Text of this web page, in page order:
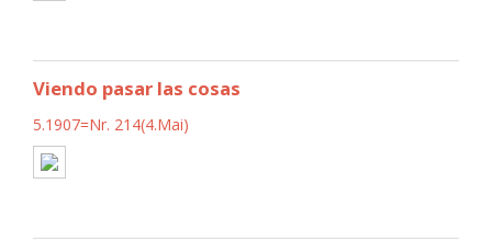
Viendo pasar las cosas
5.1907=Nr. 214(4.Mai)